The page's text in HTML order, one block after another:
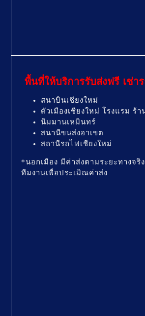
พื้นที่ให้บริการรับส่งฟรี เช่า
สนาบินเชียงใหม่
ตัวเมืองเชียงใหม่ โรงแรม ร้า
นิมมานเหมินทร์
สนานีขนส่งอาเขต
สถานีรถไฟเชียงใหม่
*นอกเมือง มีค่าส่งตามระยะทางจ
ทีมงานเพื่อประเมิณค่าส่ง